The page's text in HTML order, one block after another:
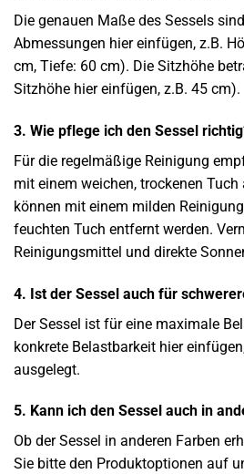
Die genauen Maße des Sessels
Abmessungen hier einfügen, z.B.
cm, Tiefe: 60 cm). Die Sitzhöhe
Sitzhöhe hier einfügen, z.B. 45 cm).
3. Wie pflege ich den Sessel
Für die regelmäßige Reinigung
mit einem weichen, trockenen
können mit einem milden
feuchten Tuch entfernt werden.
Reinigungsmittel und direkte
4. Ist der Sessel auch für
Der Sessel ist für eine maximale
konkrete Belastbarkeit hier
ausgelegt.
5. Kann ich den Sessel auch in
Ob der Sessel in anderen Farben
Sie bitte den Produktoptionen auf